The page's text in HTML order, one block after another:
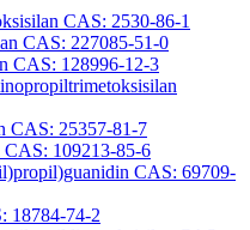
CAS: 2530-86-1
CAS: 227085-51-0
CAS: 128996-12-3
CAS: 25357-81-7
109213-85-6
CAS: 69709-
18784-74-2